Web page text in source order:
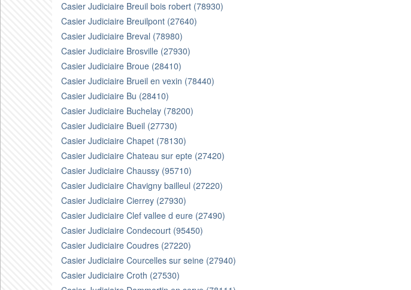
Casier Judiciaire Breuil bois robert (78930)
Casier Judiciaire Breuilpont (27640)
Casier Judiciaire Breval (78980)
Casier Judiciaire Brosville (27930)
Casier Judiciaire Broue (28410)
Casier Judiciaire Brueil en vexin (78440)
Casier Judiciaire Bu (28410)
Casier Judiciaire Buchelay (78200)
Casier Judiciaire Bueil (27730)
Casier Judiciaire Chapet (78130)
Casier Judiciaire Chateau sur epte (27420)
Casier Judiciaire Chaussy (95710)
Casier Judiciaire Chavigny bailleul (27220)
Casier Judiciaire Cierrey (27930)
Casier Judiciaire Clef vallee d eure (27490)
Casier Judiciaire Condecourt (95450)
Casier Judiciaire Coudres (27220)
Casier Judiciaire Courcelles sur seine (27940)
Casier Judiciaire Croth (27530)